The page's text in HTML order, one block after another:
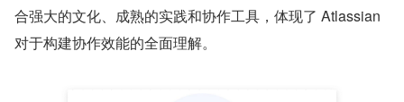
合强大的文化、成熟的实践和协作工具，体现了 Atlassian
对于构建协作效能的全面理解。